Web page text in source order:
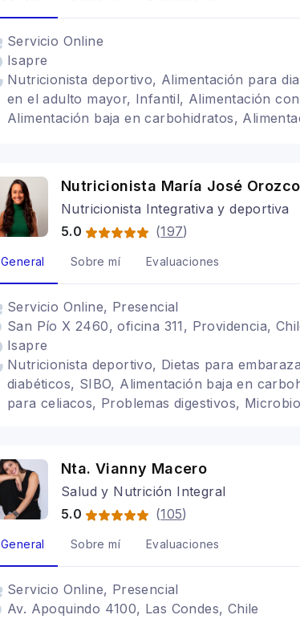
Servicio Online
Isapre
Nutricionista deportivo, Alimentación para
en el adulto mayor, Infantil, Alimentación
Alimentación baja en carbohidratos,
Nutricionista María José Orozco
Nutricionista Integrativa y deportiva
5.0
(197)
General Sobre mí Evaluaciones
Servicio Online, Presencial
San Pío X 2460, oficina 311, Providencia,
Isapre
Nutricionista deportivo, Dietas para
diabéticos, SIBO, Alimentación baja en
para celiacos, Problemas digestivos,
Nta. Vianny Macero
Salud y Nutrición Integral
5.0
(105)
General Sobre mí Evaluaciones
Servicio Online, Presencial
Av. Apoquindo 4100, Las Condes, Chile